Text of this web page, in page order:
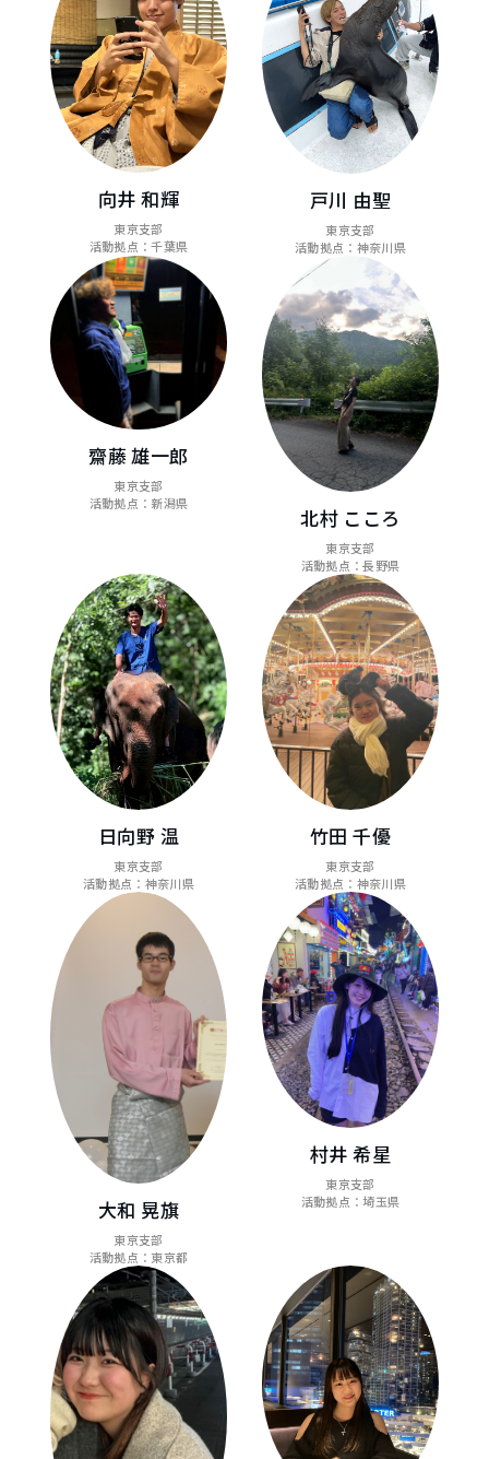
向井 和輝
東京支部
活動拠点：千葉県
戸川 由聖
東京支部
活動拠点：神奈川県
齋藤 雄一郎
東京支部
活動拠点：新潟県
北村 こころ
東京支部
活動拠点：長野県
日向野 温
東京支部
活動拠点：神奈川県
竹田 千優
東京支部
活動拠点：神奈川県
大和 晃旗
東京支部
活動拠点：東京都
村井 希星
東京支部
活動拠点：埼玉県